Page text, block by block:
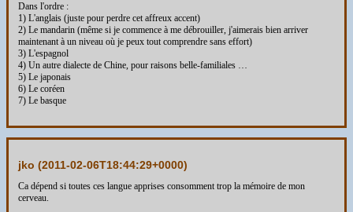
Dans l'ordre :
1) L'anglais (juste pour perdre cet affreux accent)
2) Le mandarin (même si je commence à me débrouiller, j'aimerais bien arriver
maintenant à un niveau où je peux tout comprendre sans effort)
3) L'espagnol
4) Un autre dialecte de Chine, pour raisons belle-familiales …
5) Le japonais
6) Le coréen
7) Le basque
jko (2011-02-06T18:44:29+0000)
Ca dépend si toutes ces langue apprises consomment trop la mémoire de mon
cerveau.